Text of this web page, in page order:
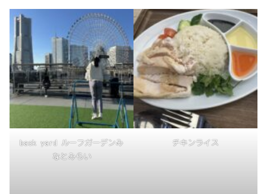
back yard ルーフガーデンみ
なとみらい
チキンライス